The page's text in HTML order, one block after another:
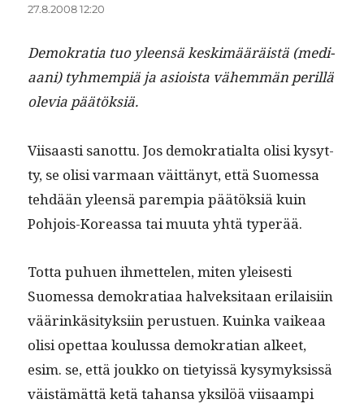
27.8.2008 12:20
Demokra­tia tuo yleen­sä keskimääräistä (medi­
aani) tyh­mem­piä ja asioista vähem­män per­il­lä
ole­via päätöksiä.
Viisaasti san­ot­tu. Jos demokra­tial­ta olisi kysyt­
ty, se olisi var­maan väit­tänyt, että Suomes­sa
tehdään yleen­sä parem­pia päätök­siä kuin
Pohjois-Kore­as­sa tai muu­ta yhtä typerää.
Tot­ta puhuen ihmette­len, miten yleis­es­ti
Suomes­sa demokra­ti­aa halvek­si­taan eri­laisi­in
väärinkäsi­tyk­si­in perustuen. Kuin­ka vaikeaa
olisi opet­taa koulus­sa demokra­t­ian alkeet,
esim. se, että joukko on tietyis­sä kysymyk­sis­sä
väistämät­tä ketä tahansa yksilöä viisaampi